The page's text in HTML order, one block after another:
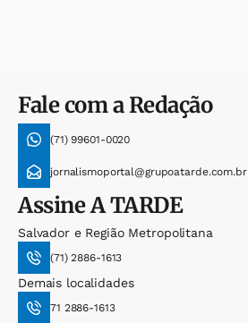
Fale com a Redação
(71) 99601-0020
jornalismoportal@grupoatarde.com.br
AssineA TARDE
Salvador e Região Metropolitana
(71) 2886-1613
Demais localidades
71 2886-1613